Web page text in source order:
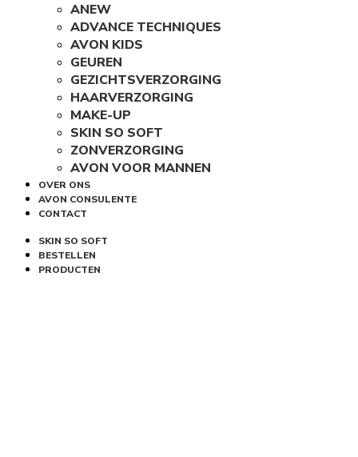
ANEW
ADVANCE TECHNIQUES
AVON KIDS
GEUREN
GEZICHTSVERZORGING
HAARVERZORGING
MAKE-UP
SKIN SO SOFT
ZONVERZORGING
AVON VOOR MANNEN
OVER ONS
AVON CONSULENTE
CONTACT
SKIN SO SOFT
BESTELLEN
PRODUCTEN